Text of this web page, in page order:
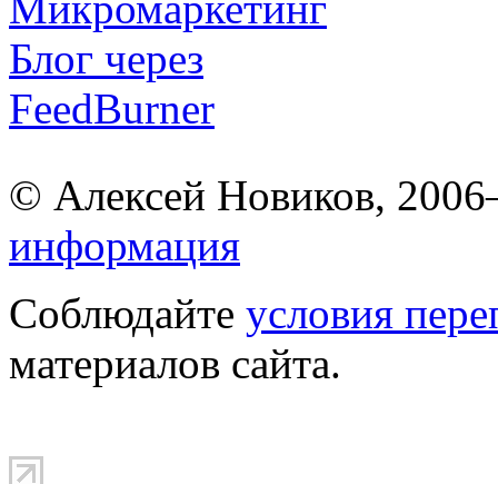
© Алексей Новиков,
информация
Соблюдайте условия
материалов сайта.